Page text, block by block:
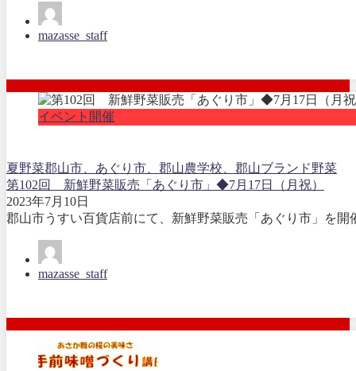
mazasse_staff
イベント開催
夏野菜郡山市、あぐり市、郡山農学校、郡山ブランド野菜
第102回 新鮮野菜販売「あぐり市」◆7月17日（月祝）
2023年7月10日
郡山市うすい百貨店前にて、新鮮野菜販売「あぐり市」を
mazasse_staff